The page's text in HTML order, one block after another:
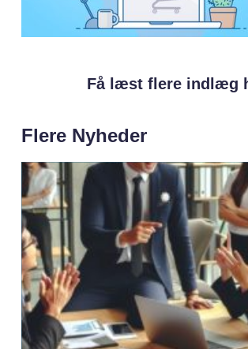
Få læst flere indlæg
Flere Nyheder